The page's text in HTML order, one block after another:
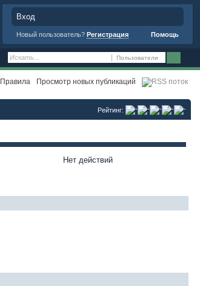
Вход
Новый пользователь? Регистрация Помощь
Пользователи
Правила Просмотр новых публикаций
Рейтинг:
Нет действий